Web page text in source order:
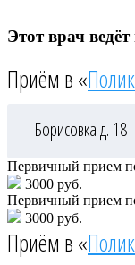
Этот врач
Приём в «
Борисовка д. 18
Первичный прием
3000 руб.
Первичный прием
3000 руб.
Приём в «